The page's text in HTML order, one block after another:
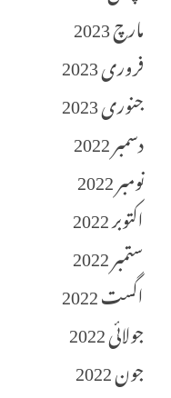
مارچ 2023
فروری 2023
جنوری 2023
دسمبر 2022
نومبر 2022
اکتوبر 2022
ستمبر 2022
اگست 2022
جولائی 2022
جون 2022